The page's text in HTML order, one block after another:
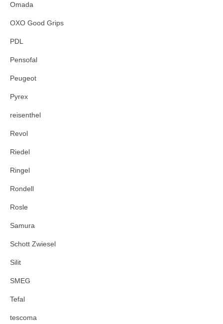
Omada
OXO Good Grips
PDL
Pensofal
Peugeot
Pyrex
reisenthel
Revol
Riedel
Ringel
Rondell
Rosle
Samura
Schott Zwiesel
Silit
SMEG
Tefal
tescoma